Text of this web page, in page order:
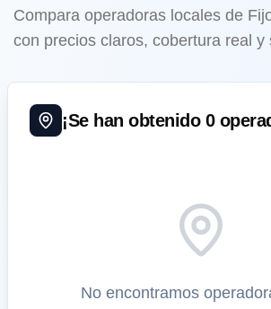
Compara operadoras locales de
con precios claros, cobertura real y
¡Se han obtenido 0
No encontramos